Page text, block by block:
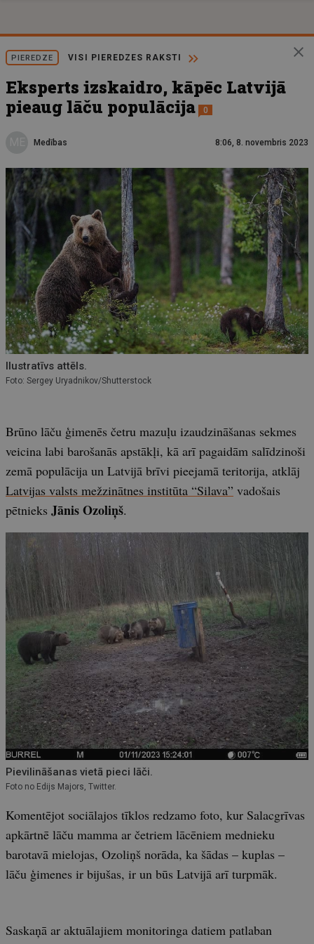
PIEREDZE VISI PIEREDZES RAKSTI
Eksperts izskaidro, kāpēc Latvijā
pieaug lāču populācija
0
Medības 8:06, 8. novembris 2023
Ilustratīvs attēls.
Foto: Sergey Uryadnikov/Shutterstock
Brūno lāču ģimenēs četru mazuļu izaudzināšanas sekmes
veicina labi barošanās apstākļi, kā arī pagaidām salīdzinoši
zemā populācija un Latvijā brīvi pieejamā teritorija, atklāj
Latvijas valsts mežzinātnes institūta “Silava” vadošais
pētnieks Jānis Ozoliņš.
Pievilināšanas vietā pieci lāči.
Foto no Edijs Majors, Twitter.
Komentējot sociālajos tīklos redzamo foto, kur Salacgrīvas
apkārtnē lāču mamma ar četriem lācēniem mednieku
barotavā mielojas, Ozoliņš norāda, ka šādas – kuplas –
lāču ģimenes ir bijušas, ir un būs Latvijā arī turpmāk.
Saskaņā ar aktuālajiem monitoringa datiem patlaban